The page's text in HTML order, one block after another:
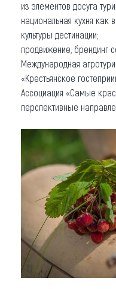
из элементов досуга
национальная кухня
культуры дестинации;
продвижение, брендинг
Международная
«Крестьянское
Ассоциация «Самые
перспективные